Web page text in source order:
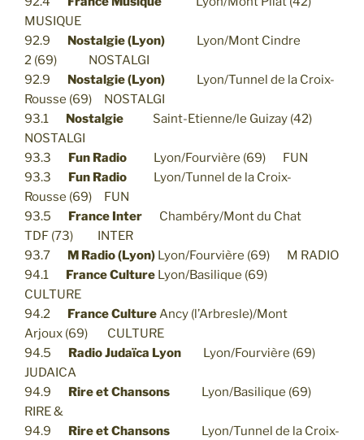
MUSIQUE
92.9
Nostalgie (Lyon)
Lyon/Mont Cindre
2 (69) NOSTALGI
92.9
Nostalgie (Lyon)
Lyon/Tunnel de la Croix-
Rousse (69) NOSTALGI
93.1
Nostalgie Saint-Etienne/le Guizay (42)
NOSTALGI
93.3
Fun Radio
Lyon/Fourvière (69) FUN
93.3
Fun Radio
Lyon/Tunnel de la Croix-
Rousse (69) FUN
93.5
France Inter Chambéry/Mont du Chat
TDF (73) INTER
93.7
M Radio (Lyon) Lyon/Fourvière (69) M RADIO
94.1
France Culture Lyon/Basilique (69)
CULTURE
94.2
France CultureAncy (l’Arbresle)/Mont
Arjoux (69) CULTURE
94.5
Radio Judaïca Lyon
Lyon/Fourvière (69)
JUDAICA
94.9
Rire et Chansons
Lyon/Basilique (69)
RIRE &
94.9
Rire et Chansons
Lyon/Tunnel de la Croix-